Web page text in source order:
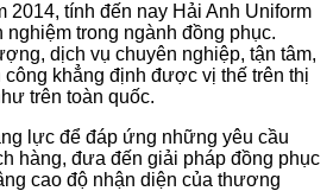
tính đến nay Hải Anh Uniform
trong ngành đồng phục.
dịch vụ chuyên nghiệp, tận tâm,
công khẳng định được vị thế trên thị
trên toàn quốc.
lực để đáp ứng những yêu cầu
hàng, đưa đến giải pháp đồng phục
cao độ nhận diện của thương